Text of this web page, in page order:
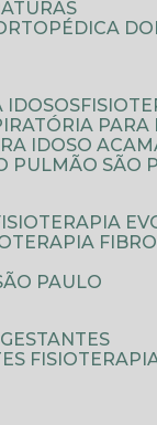
IDOSOS
PARA
IDOSO
PULMÃO SÃO
PAULO